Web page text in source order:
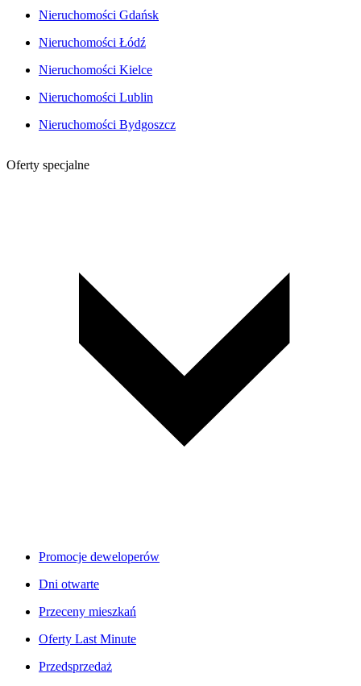
Nieruchomości Gdańsk
Nieruchomości Łódź
Nieruchomości Kielce
Nieruchomości Lublin
Nieruchomości Bydgoszcz
Oferty specjalne
Promocje deweloperów
Dni otwarte
Przeceny mieszkań
Oferty Last Minute
Przedsprzedaż